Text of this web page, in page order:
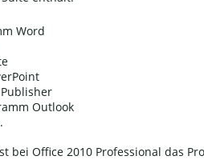
Word
Outlook
bei Office 2010 Professional das